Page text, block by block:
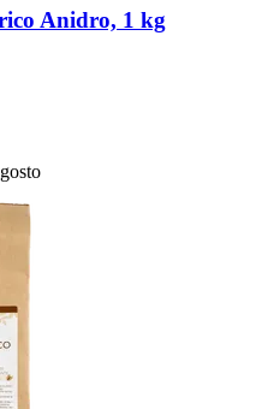
Anidro, 1 kg